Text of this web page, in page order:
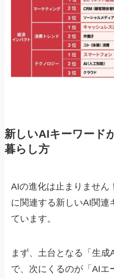
新しいAIキーワード
暮らし方
AIの進化は止まりません
に関連する新しいAI関連
ています。
まず、土台となる「生
で、次にくるのが「AIエ